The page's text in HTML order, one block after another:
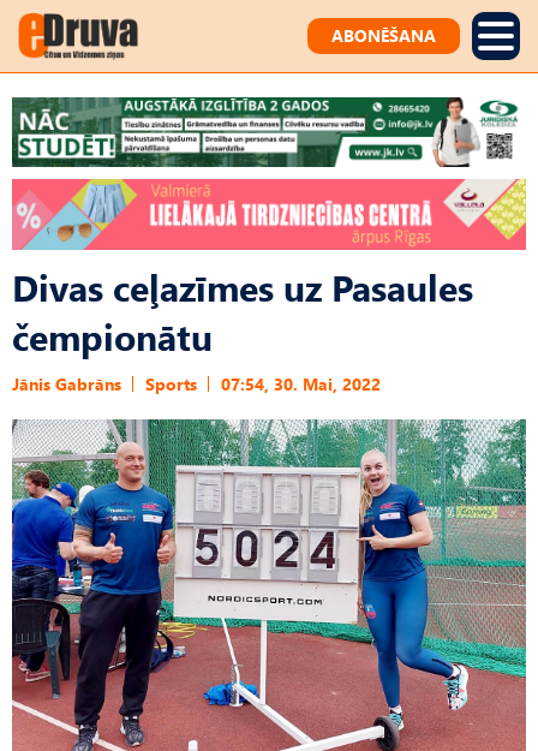
ABONĒŠANA
Divas ceļazīmes uz Pasaules
čempionātu
Jānis Gabrāns Sports 07:54, 30. Mai, 2022